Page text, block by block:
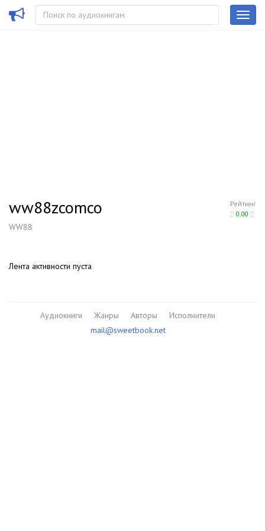
Рейтинг
0.00
ww88zcomco
WW88
Лента активности пуста
Аудиокниги Жанры Авторы
Исполнители
mail@sweetbook.net